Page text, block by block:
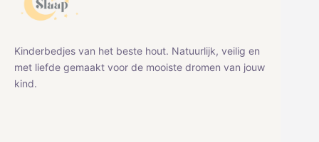
Kinderbedjes van het beste hout. Natuurlijk, veilig en
met liefde gemaakt voor de mooiste dromen van jouw
kind.